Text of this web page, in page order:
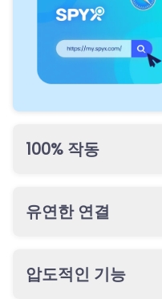
100% 작동
합니다. 대상 폰이 없어도
다.
유연한 연결
정할 수 있습니다.
압도적인 기능